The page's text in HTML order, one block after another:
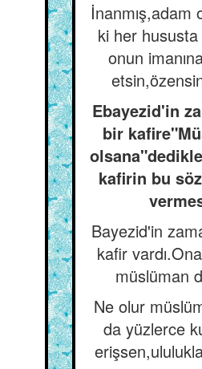
İnanmış,adam
ki her
onun
Ebayezid'in
bir
kafirin bu
Bayezid'in
kafir
müslüman
Ne olur
da yüzlerce